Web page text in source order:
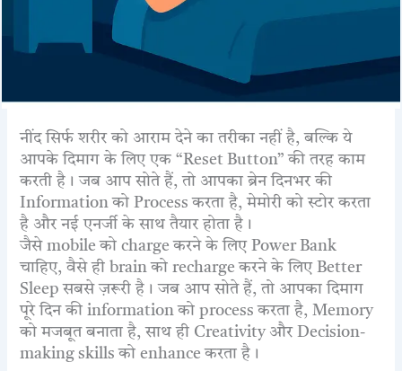
नींद सिर्फ शरीर को आराम देने का तरीका नहीं है, बल्कि ये
आपके दिमाग के लिए एक “Reset Button” की तरह काम
करती है। जब आप सोते हैं, तो आपका ब्रेन दिनभर की
Information को Process करता है, मेमोरी को स्टोर करता
है और नई एनर्जी के साथ तैयार होता है।
जैसे mobile को charge करने के लिए Power Bank
चाहिए, वैसे ही brain को recharge करने के लिए Better
Sleep सबसे ज़रूरी है। जब आप सोते हैं, तो आपका दिमाग
पूरे दिन की information को process करता है, Memory
को मजबूत बनाता है, साथ ही Creativity और Decision-
making skills को enhance करता है।